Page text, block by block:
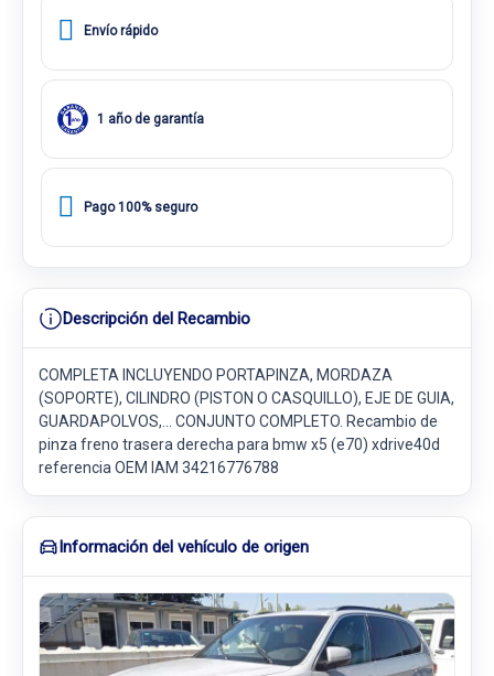
Envío rápido
1 año de garantía
Pago 100% seguro
Descripción del Recambio
COMPLETA INCLUYENDO PORTAPINZA, MORDAZA
(SOPORTE), CILINDRO (PISTON O CASQUILLO), EJE DE GUIA,
GUARDAPOLVOS,... CONJUNTO COMPLETO. Recambio de
pinza freno trasera derecha para bmw x5 (e70) xdrive40d
referencia OEM IAM 34216776788
Información del vehículo de origen